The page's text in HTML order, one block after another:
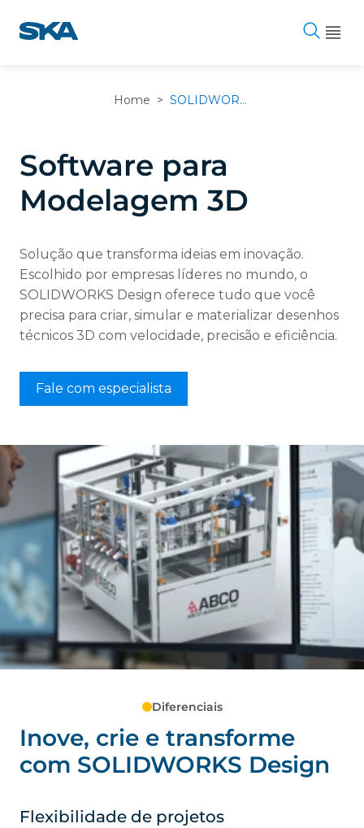
para
Home > SOLIDWORKS Design
Software para
Modelagem 3D
Solução que transforma ideias em inovação.
Escolhido por empresas líderes no mundo, o
SOLIDWORKS Design oferece tudo que você
precisa para criar, simular e materializar desenhos
técnicos 3D com velocidade, precisão e eficiência.
Fale com especialista
Diferenciais
Inove, crie e transforme
com SOLIDWORKS Design
Flexibilidade de projetos